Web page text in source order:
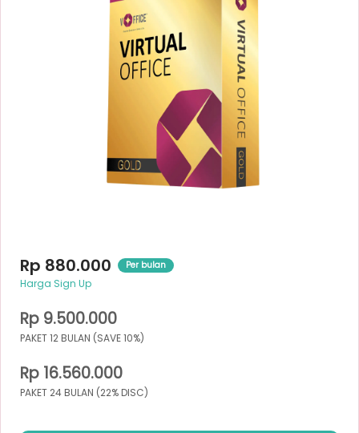
Rp 880.000 Per bulan
Harga Sign Up
Rp 9.500.000
PAKET 12 BULAN (SAVE 10%)
Rp 16.560.000
PAKET 24 BULAN (22% DISC)